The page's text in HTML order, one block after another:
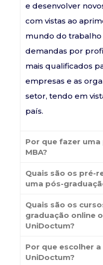
e desenvolver
com vistas ao
mundo do
demandas por
mais qualificados
empresas e as
setor, tendo em
país.
Por que fazer
MBA?
Quais são os pré-
uma pós-
Quais são os
graduação online
UniDoctum?
Por que escolher
UniDoctum?